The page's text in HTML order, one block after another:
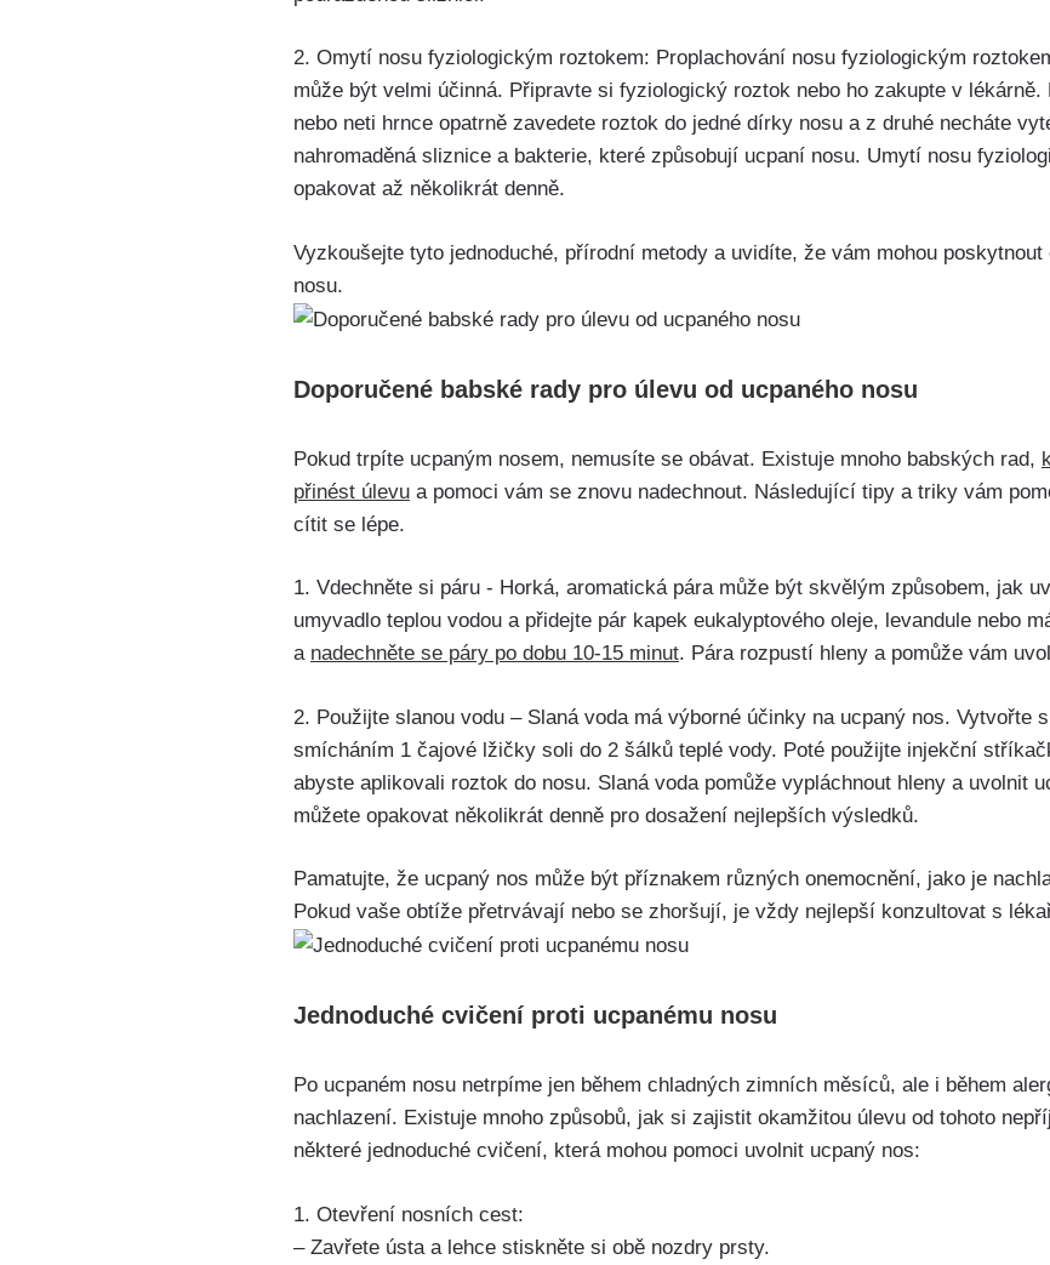
2. Omytí nosu fyziologickým roztokem: Proplachování nosu ⁣fyziologickým
může být velmi účinná.‌ Připravte si fyziologický roztok nebo‌ ho zakupte⁤ v
nebo ⁤neti ⁣hrnce opatrně zavedete roztok do jedné⁢ dírky nosu a z druhé ⁢necháte
nahromaděná sliznice a bakterie,‍ které ​způsobují ucpaní nosu. Umytí nosu​
opakovat až několikrát⁢ denně.
Vyzkoušejte tyto ‍jednoduché,‍ přírodní⁣ metody a uvidíte, že vám mohou
nosu.
Doporučené babské rady pro úlevu od ucpaného nosu
Pokud trpíte ucpaným ⁤nosem, nemusíte ​se obávat. Existuje mnoho‍ babských rad,
přinést úlevu a‍ pomoci‌ vám se⁢ znovu nadechnout.​ Následující ⁣tipy ⁣a triky vám
cítit​ se lépe.
1.⁢ Vdechněte si páru -⁣ Horká, aromatická pára může být​ skvělým ⁢způsobem, jak
umyvadlo teplou vodou⁢ a⁢ přidejte⁣ pár kapek eukalyptového oleje, levandule nebo
a nadechněte se páry⁢ po dobu⁣ 10-15 minut. Pára rozpustí ‌hleny ⁢a pomůže vám
2. Použijte​ slanou vodu – Slaná⁤ voda‌ má výborné⁢ účinky na ucpaný nos. Vytvořte
smícháním⁢ 1 čajové lžičky soli do 2‍ šálků​ teplé vody.⁣ Poté⁤ použijte injekční​
abyste aplikovali ‍roztok ⁤do ‍nosu.⁢ Slaná voda pomůže⁣ vypláchnout⁤ hleny a uvolnit
můžete opakovat několikrát denně‌ pro ​dosažení nejlepších výsledků.
Pamatujte, že ucpaný ⁣nos⁤ může být příznakem ⁣různých onemocnění,‌ jako je
Pokud vaše obtíže⁢ přetrvávají nebo ‌se zhoršují, je vždy nejlepší ⁣konzultovat‍ s
Jednoduché cvičení⁣ proti⁤ ucpanému nosu
Po⁣ ucpaném nosu netrpíme jen během chladných zimních měsíců, ale i během
nachlazení.⁢ Existuje ⁤mnoho‌ způsobů,⁣ jak si zajistit okamžitou úlevu⁢ od‍ tohoto‌
některé jednoduché cvičení,​ která mohou pomoci uvolnit ucpaný nos:
1. Otevření nosních cest:
– Zavřete ústa a⁤ lehce⁢ stiskněte si‍ obě nozdry prsty.